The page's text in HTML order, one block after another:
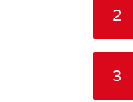
2
3